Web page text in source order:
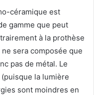
céramique est
gamme que peut
à la prothèse
sera composée que
pas de métal. Le
la lumière
sont moindres en